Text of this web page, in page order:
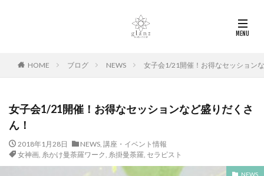
HOME ブログ NEWS 女子会1/21開催！お得なセッション
女子会1/21開催！お得なセッションなど盛りだくさ
ん！
2018年1月28日 NEWS, 講座・イベント情報
女神画, 糸かけ曼荼羅ワーク, 糸掛曼荼羅, セラピスト
NEWS